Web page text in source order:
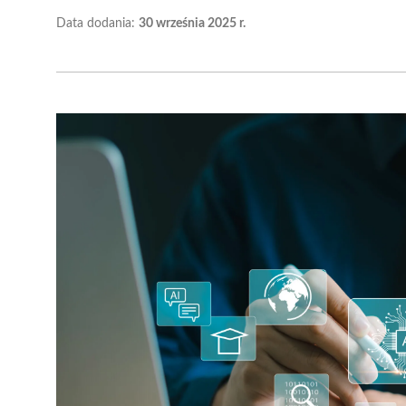
Data dodania: 30 września 2025 r.